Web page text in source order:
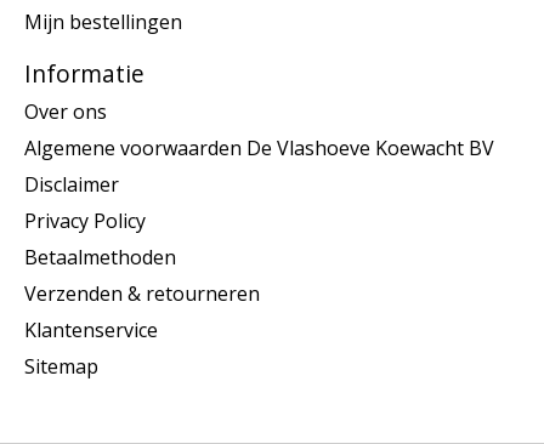
Mijn bestellingen
Informatie
Over ons
Algemene voorwaarden De Vlashoeve Koewacht BV
Disclaimer
Privacy Policy
Betaalmethoden
Verzenden & retourneren
Klantenservice
Sitemap